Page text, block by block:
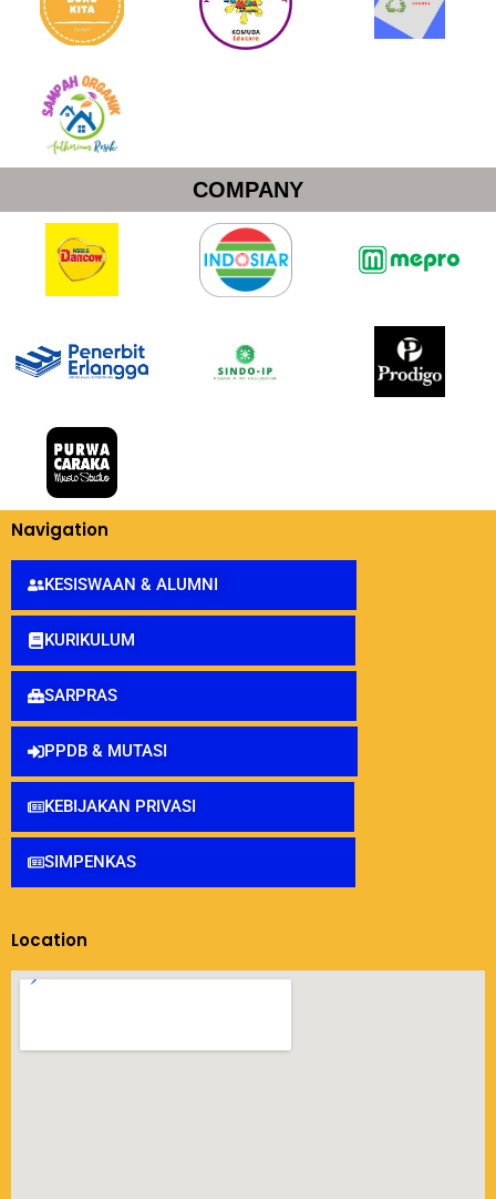
COMPANY
Navigation
KESISWAAN & ALUMNI
KURIKULUM
SARPRAS
PPDB & MUTASI
KEBIJAKAN PRIVASI
SIMPENKAS
Location